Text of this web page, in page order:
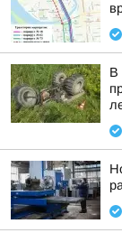
В